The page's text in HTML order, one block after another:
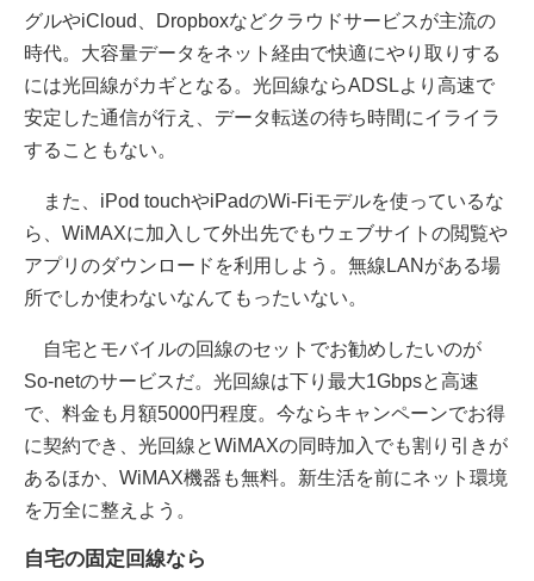
グルやiCloud、Dropboxなどクラウドサービスが主流の
時代。大容量データをネット経由で快適にやり取りする
には光回線がカギとなる。光回線ならADSLより高速で
安定した通信が行え、データ転送の待ち時間にイライラ
することもない。
また、iPod touchやiPadのWi-Fiモデルを使っているな
ら、WiMAXに加入して外出先でもウェブサイトの閲覧や
アプリのダウンロードを利用しよう。無線LANがある場
所でしか使わないなんてもったいない。
自宅とモバイルの回線のセットでお勧めしたいのが
So-netのサービスだ。光回線は下り最大1Gbpsと高速
で、料金も月額5000円程度。今ならキャンペーンでお得
に契約でき、光回線とWiMAXの同時加入でも割り引きが
あるほか、WiMAX機器も無料。新生活を前にネット環境
を万全に整えよう。
自宅の固定回線なら